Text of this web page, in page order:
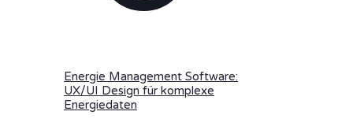
Energie Management Software:
UX/UI Design für komplexe
Energiedaten